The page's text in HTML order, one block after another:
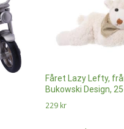
Fåret Lazy Lefty,
Bukowski Design,
229 kr